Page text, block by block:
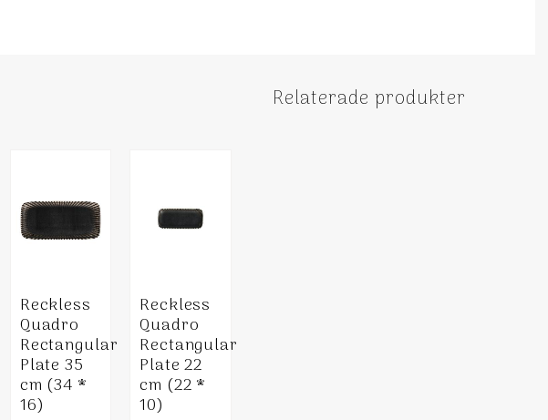
Relaterade produkter
Reckless
Quadro
Rectangular
Plate 35
cm (34 *
16)
Reckless
Quadro
Rectangular
Plate 22
cm (22 *
10)